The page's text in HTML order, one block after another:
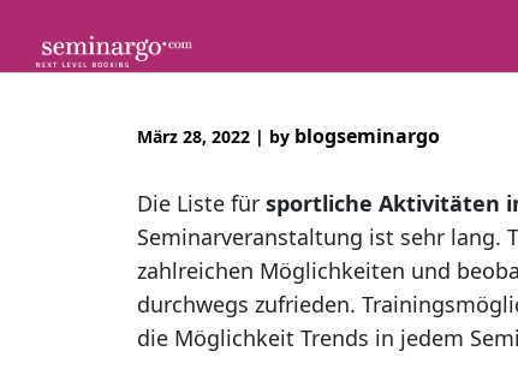
content
März 28, 2022 | by blogseminargo
Die Liste für sportliche Aktivitäten
Seminarveranstaltung ist sehr lang.
zahlreichen Möglichkeiten und
durchwegs zufrieden.
die Möglichkeit Trends in jedem